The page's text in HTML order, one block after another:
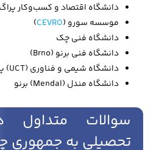
دانشگاه اقتصاد و کسب‌وکار پراگ
موسسه سورو (CEVRO
)
دانشگاه فنی چک
دانشگاه فنی برنو (Brno)
دانشگاه شیمی و فناوری (UCT) پراگ
دانشگاه مندل (Mendal) برنو
سوالات متداول
تحصیلی به جمهوری